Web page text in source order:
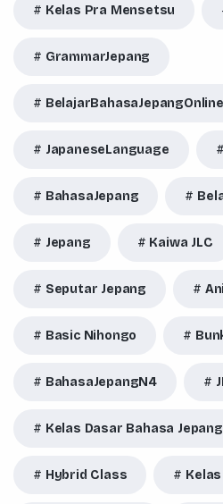
Kelas Pra Mensetsu
GrammarJepang
BelajarBahasaJepangOnline
JapaneseLanguage
BahasaJepang
Jepang Kaiwa JLC
Seputar Jepang
Basic Nihongo
BahasaJepangN4
Kelas Dasar Bahasa Jepang
Hybrid Class Kelas